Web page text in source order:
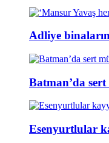
Adliye
Batman’da
Esenyurtlular